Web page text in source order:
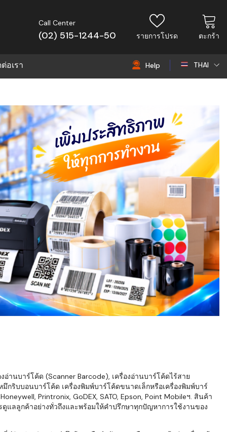
Call Center
(02) 515-1244-50 รายการโปรด ตะกร้า
อเรา Help THAI
EN
านบาร์โค้ด (Scanner Barcode), เครื่องอ่านบาร์โค้ดไร้สาย
กริบบอนบาร์โค้ด เครื่องพิมพ์บาร์โค้ดขนาดเล็กหรือเครื่องพิมพ์บาร์
Printronix, GoDEX, SATO, Epson, Point Mobileฯ. สินค้า
แลลูกค้าอย่างทั่วถึงและพร้อมให้คำปรึกษาทุกปัญหาการใช้งานของ